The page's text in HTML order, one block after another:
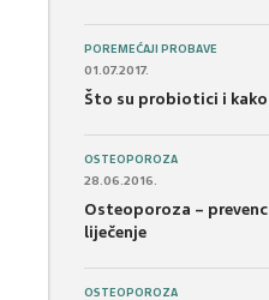
POREMEĆAJI PROBAVE
01.07.2017.
Što su probiotici i
OSTEOPOROZA
28.06.2016.
Osteoporoza –
liječenje
OSTEOPOROZA